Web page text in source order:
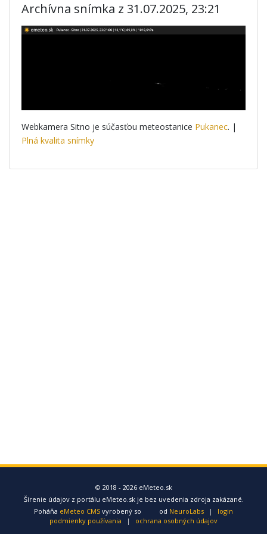
Archívna snímka z 31.07.2025, 23:21
Webkamera Sitno je súčasťou meteostanice Pukanec. |
Plná kvalita snímky
© 2018 - 2026 eMeteo.sk
Šírenie údajov z portálu eMeteo.sk je bez uvedenia zdroja zakázané.
Poháňa eMeteo CMS vyrobený so od NeuroLabs |
login
podmienky používania
| ochrana osobných údajov